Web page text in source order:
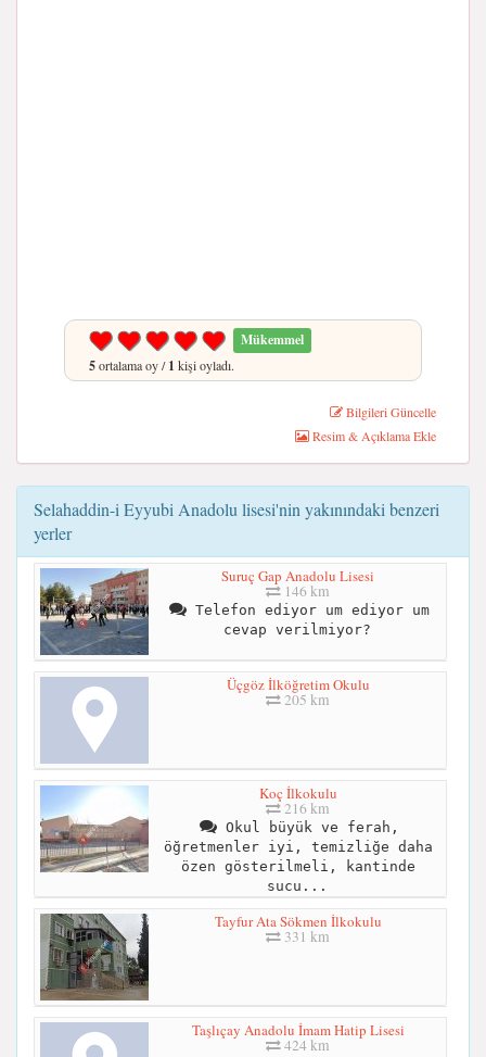
Mükemmel
5ortalama oy /1 kişi oyladı.
Bilgileri Güncelle
Resim & Açıklama Ekle
Selahaddin-i Eyyubi Anadolu lisesi'nin yakınındaki benzeri
yerler
Suruç Gap Anadolu Lisesi
146 km
Telefon ediyor um ediyor um
cevap verilmiyor?
Üçgöz İlköğretim Okulu
205 km
Koç İlkokulu
216 km
Okul büyük ve ferah,
öğretmenler iyi, temizliğe daha
özen gösterilmeli, kantinde
sucu...
Tayfur Ata Sökmen İlkokulu
331 km
Taşlıçay Anadolu İmam Hatip Lisesi
424 km